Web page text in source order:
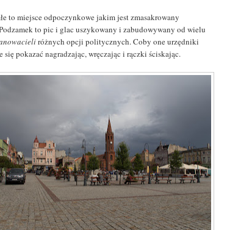
to miejsce odpoczynkowe jakim jest zmasakrowany
to pic i glac uszykowany i zabudowywany od wielu
różnych opcji politycznych. Coby one urzędniki
się pokazać nagradzając, wręczając i rączki ściskając.